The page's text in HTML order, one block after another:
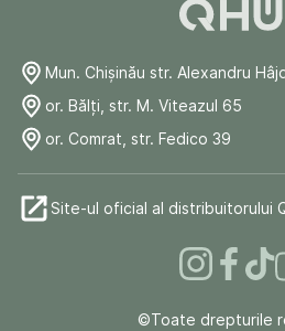
Mun. Chişinău str. Alexandru
or. Bălți, str. M. Viteazul 65
or. Comrat, str. Fedico 39
Site-ul oficial al distribuitorului
©Toate drepturile